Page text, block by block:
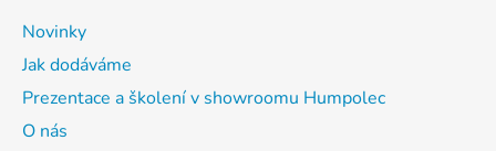
Novinky
Jak dodáváme
Prezentace a školení v showroomu Humpolec
O nás